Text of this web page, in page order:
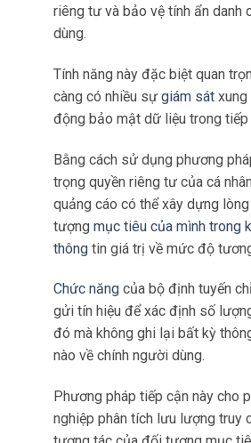
tin cá nhân nào.
Vì vậy đảm bảo tuân thủ các
riêng tư và bảo vệ tính ẩn danh
dùng.
Tính năng này đặc biệt quan
càng có nhiều sự
giám sát
xung
động bảo mật dữ liệu trong tiếp
Bằng cách sử dụng phương
trọng quyền riêng tư của cá
quảng cáo có thể xây dựng lòng
tượng mục tiêu của mình trong
thôngtin giá trị về mức độ tương
của bộ định tuyến
gửi tín hiệu để xác định số
đó mà không ghi lại bất kỳ
nào về chính người dùng.